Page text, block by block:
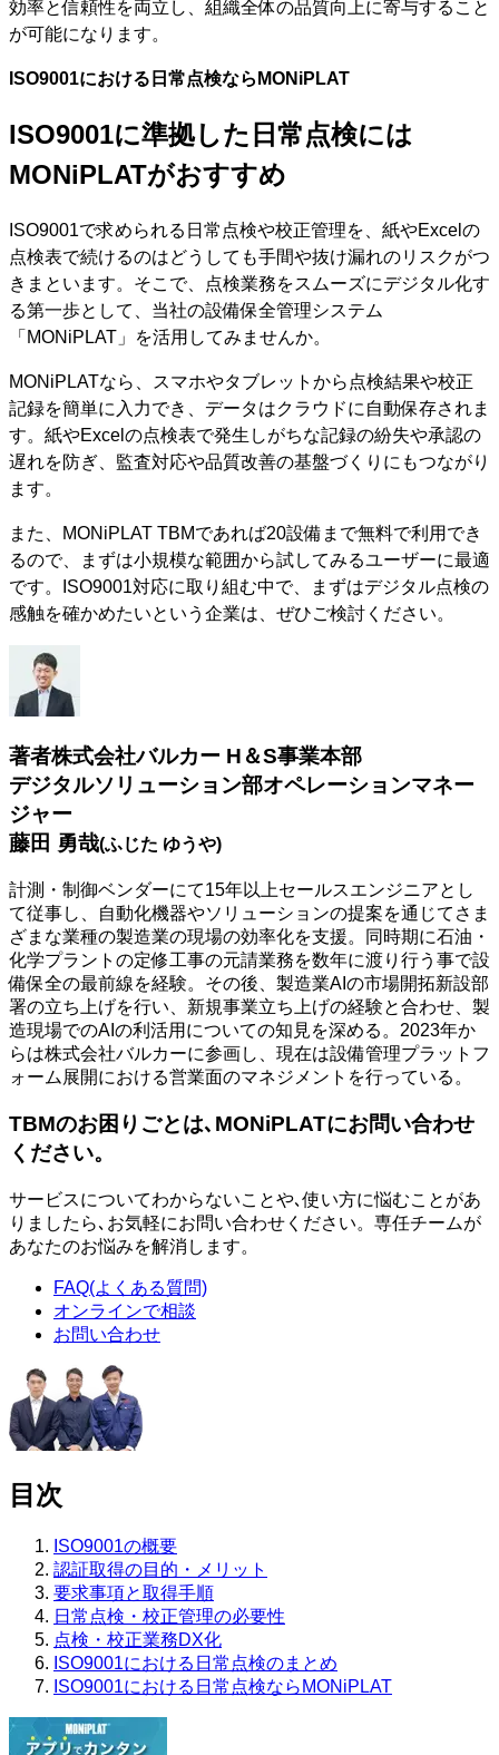
効率と信頼性を両立し、組織全体の品質向上に寄与すること
が可能になります。
ISO9001における日常点検ならMONiPLAT
ISO9001に準拠した日常点検には
MONiPLATがおすすめ
ISO9001で求められる日常点検や校正管理を、紙やExcelの
点検表で続けるのはどうしても手間や抜け漏れのリスクがつ
きまといます。そこで、点検業務をスムーズにデジタル化す
る第一歩として、当社の設備保全管理システム
「MONiPLAT」を活用してみませんか。
MONiPLATなら、スマホやタブレットから点検結果や校正
記録を簡単に入力でき、データはクラウドに自動保存されま
す。紙やExcelの点検表で発生しがちな記録の紛失や承認の
遅れを防ぎ、監査対応や品質改善の基盤づくりにもつながり
ます。
また、MONiPLAT TBMであれば20設備まで無料で利用でき
るので、まずは小規模な範囲から試してみるユーザーに最適
です。ISO9001対応に取り組む中で、まずはデジタル点検の
感触を確かめたいという企業は、ぜひご検討ください。
著者株式会社バルカー H＆S事業本部
デジタルソリューション部オペレーションマネー
ジャー
藤田 勇哉(ふじた ゆうや)
計測・制御ベンダーにて15年以上セールスエンジニアとし
て従事し、自動化機器やソリューションの提案を通じてさま
ざまな業種の製造業の現場の効率化を支援。同時期に石油・
化学プラントの定修工事の元請業務を数年に渡り行う事で設
備保全の最前線を経験。その後、製造業AIの市場開拓新設部
署の立ち上げを行い、新規事業立ち上げの経験と合わせ、製
造現場でのAIの利活用についての知見を深める。2023年か
らは株式会社バルカーに参画し、現在は設備管理プラットフ
ォーム展開における営業面のマネジメントを行っている。
TBMのお困りごとは､MONiPLATにお問い合わせ
ください。
サービスについてわからないことや､使い方に悩むことがあ
りましたら､お気軽にお問い合わせください。専任チームが
あなたのお悩みを解消します。
FAQ(よくある質問)
オンラインで相談
お問い合わせ
目次
ISO9001の概要
認証取得の目的・メリット
要求事項と取得手順
日常点検・校正管理の必要性
点検・校正業務DX化
ISO9001における日常点検のまとめ
ISO9001における日常点検ならMONiPLAT